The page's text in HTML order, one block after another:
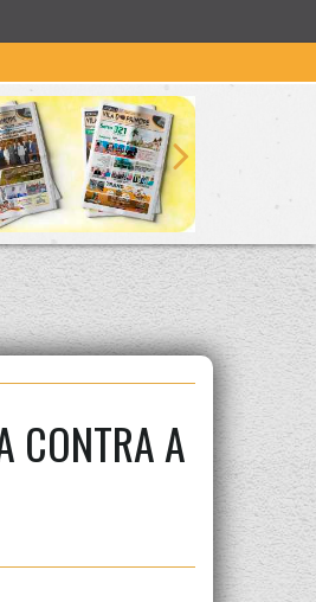
CONTRA A